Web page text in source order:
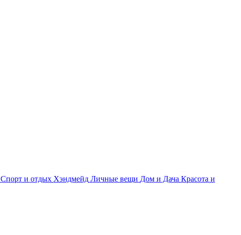
Спорт и отдых Хэндмейд Личные вещи Дом и Дача Красота и